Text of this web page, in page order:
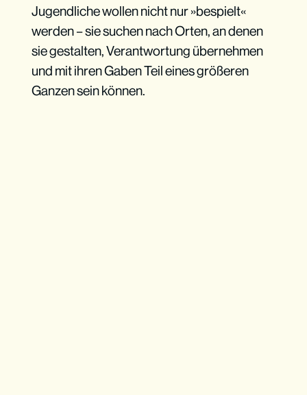
Jugendliche wollen nicht nur »bespielt«
werden – sie suchen nach Orten, an denen
sie gestalten, Verantwortung übernehmen
und mit ihren Gaben Teil eines größeren
Ganzen sein können.